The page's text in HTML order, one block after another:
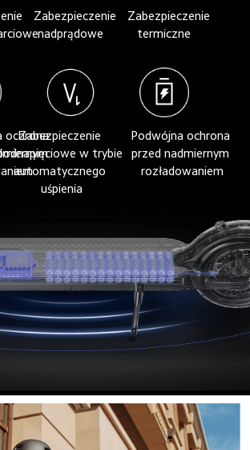
Zabezpieczenie
nadprądowe
Zabezpieczenie
termiczne
ochrona
Zabezpieczenie
w trybie
automatycznego
uśpienia
Podwójna ochrona
przed nadmiernym
rozładowaniem